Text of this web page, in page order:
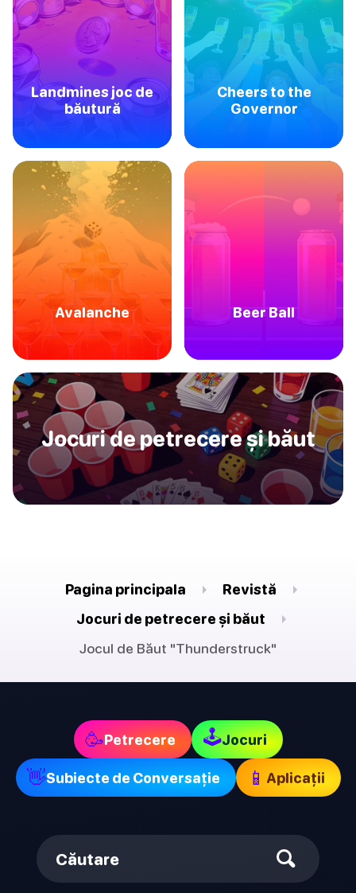
Landmines joc de
băutură
Cheers to the
Governor
Avalanche Beer Ball
Jocuri de petrecere și băut
Pagina principala
Revistă
Jocuri de petrecere și băut
Jocul de Băut "Thunderstruck"
🥳Petrecere 🕹Jocuri
👋Subiecte de Conversație 📱 Aplicații
Căutare